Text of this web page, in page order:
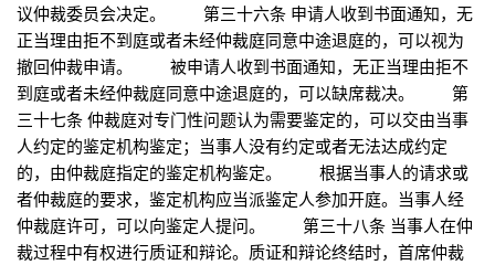
议仲裁委员会决定。 第三十六条 申请人收到书面通知，无
正当理由拒不到庭或者未经仲裁庭同意中途退庭的，可以视为
撤回仲裁申请。 被申请人收到书面通知，无正当理由拒不
到庭或者未经仲裁庭同意中途退庭的，可以缺席裁决。 第
三十七条 仲裁庭对专门性问题认为需要鉴定的，可以交由当事
人约定的鉴定机构鉴定；当事人没有约定或者无法达成约定
的，由仲裁庭指定的鉴定机构鉴定。 根据当事人的请求或
者仲裁庭的要求，鉴定机构应当派鉴定人参加开庭。当事人经
仲裁庭许可，可以向鉴定人提问。 第三十八条 当事人在仲
裁过程中有权进行质证和辩论。质证和辩论终结时，首席仲裁